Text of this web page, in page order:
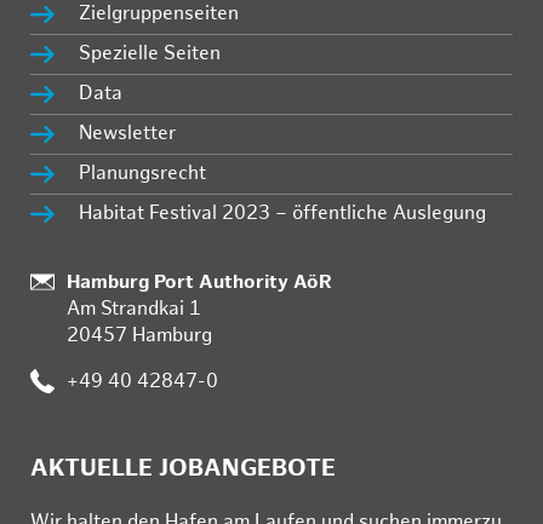
Zielgruppenseiten
Spezielle Seiten
Data
Newsletter
Planungsrecht
Habitat Festival 2023 – öffentliche Auslegung
Standort:
Hamburg Port Authority AöR
Am Strandkai 1
20457 Hamburg
Telefon:
+49 40 42847-0
AKTUELLE JOBANGEBOTE